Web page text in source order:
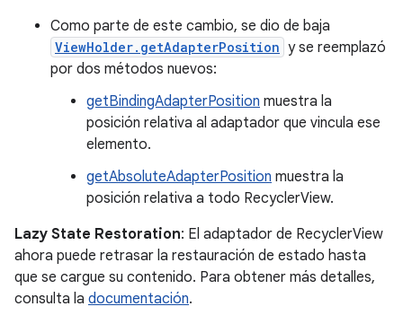
Como parte de este cambio, se dio de baja
ViewHolder.getAdapterPosition y se reemplazó
por dos métodos nuevos:
getBindingAdapterPosition muestra la
posición relativa al adaptador que vincula ese
elemento.
getAbsoluteAdapterPosition muestra la
posición relativa a todo RecyclerView.
Lazy State Restoration: El adaptador de RecyclerView
ahora puede retrasar la restauración de estado hasta
que se cargue su contenido. Para obtener más detalles,
consulta la documentación.